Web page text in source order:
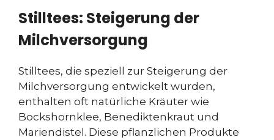
Stilltees: Steigerung der
Milchversorgung
Stilltees, die speziell zur Steigerung der
Milchversorgung entwickelt wurden,
enthalten oft natürliche Kräuter wie
Bockshornklee, Benediktenkraut und
Mariendistel. Diese pflanzlichen Produkte